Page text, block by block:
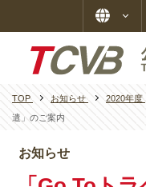
TOP お知らせ 2020年度
遣」のご案内
お知らせ